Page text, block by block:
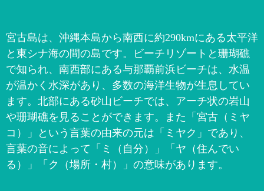
宮古島は、沖縄本島から南西に約290kmにある太平洋
と東シナ海の間の島です。ビーチリゾートと珊瑚礁
で知られ、南西部にある与那覇前浜ビーチは、水温
が温かく水深があり、多数の海洋生物が生息してい
ます。北部にある砂山ビーチでは、アーチ状の岩山
や珊瑚礁を見ることができます。また「宮古（ミヤ
コ）」という言葉の由来の元は「ミヤク」であり、
言葉の音によって「ミ（自分）」「ヤ（住んでい
る）」「ク（場所・村）」の意味があります。